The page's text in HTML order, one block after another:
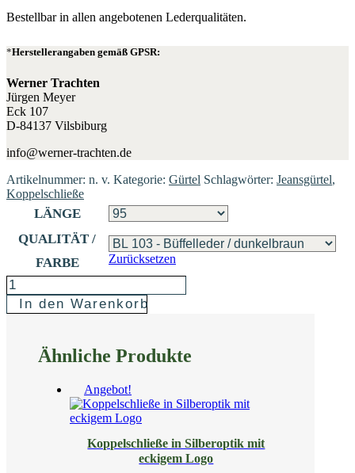
Bestellbar in allen angebotenen Lederqualitäten.
Herstellerangaben gemäß GPSR:
Werner Trachten
Jürgen Meyer
Eck 107
D-84137 Vilsbiburg
info@werner-trachten.de
Artikelnummer: n. v. Kategorie: Gürtel Schlagwörter: Jeansgürtel,
Koppelschließe
LÄNGE
QUALITÄT /
FARBE
Zurücksetzen
JEANSGÜRTEL
06-
UNISEX-
In den Warenkorb
Ähnliche Produkte
Angebot!
Koppelschließe in Silberoptik mit
eckigem Logo